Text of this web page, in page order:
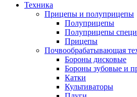
Техника
Прицепы и полуприцепы
Полуприцепы
Полуприцепы
Прицепы
Почвообрабатывающая
Бороны дисковые
Бороны зубовые и
Катки
Культиваторы